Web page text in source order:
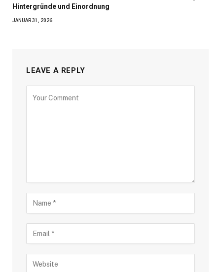
Hintergründe und Einordnung
JANUAR 31, 2026
LEAVE A REPLY